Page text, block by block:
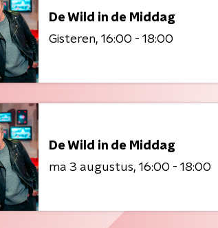
De Wild in de Middag
Gisteren 16:00 - 18:00
De Wild in de Middag
ma 3 augustus 16:00 - 18:00